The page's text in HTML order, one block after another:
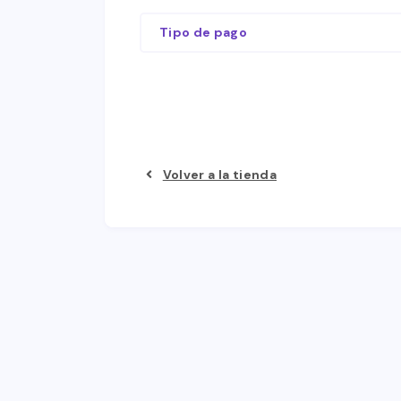
Tipo de pago
Volver a la tienda